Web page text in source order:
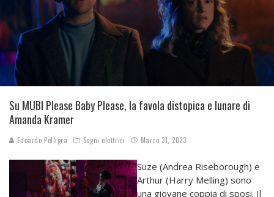
Su MUBI Please Baby Please, la favola distopica e lunare di
Amanda Kramer
Edoardo Pelligra Sogni elettrici Marzo 31, 2023
Suze (Andrea Riseborough) e
Arthur (Harry Melling) sono
una giovane coppia di sposi. Il